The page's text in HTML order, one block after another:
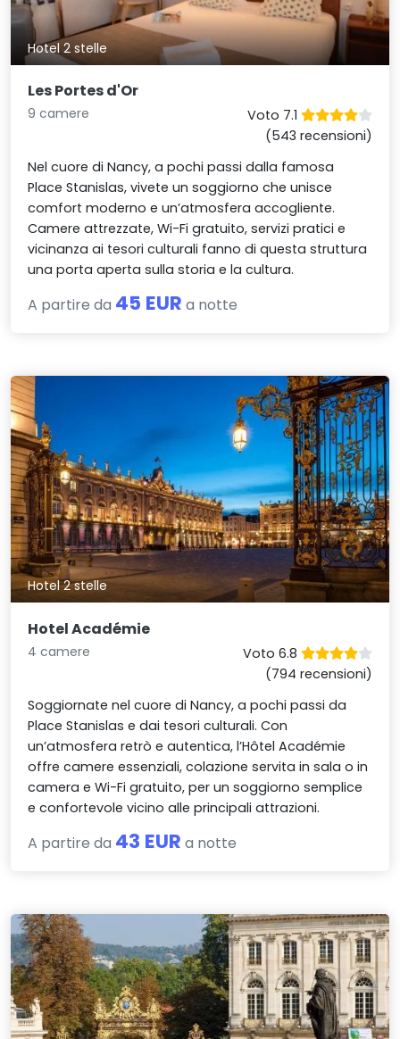
Hotel 2 stelle
Les Portes d'Or
9 camere
Voto 7.1
(543 recensioni)
Nel cuore di Nancy, a pochi passi dalla famosa
Place Stanislas, vivete un soggiorno che unisce
comfort moderno e un’atmosfera accogliente.
Camere attrezzate, Wi-Fi gratuito, servizi pratici e
vicinanza ai tesori culturali fanno di questa struttura
una porta aperta sulla storia e la cultura.
A partire da 45 EUR a notte
Hotel 2 stelle
Hotel Académie
4 camere
Voto 6.8
(794 recensioni)
Soggiornate nel cuore di Nancy, a pochi passi da
Place Stanislas e dai tesori culturali. Con
un’atmosfera retrò e autentica, l’Hôtel Académie
offre camere essenziali, colazione servita in sala o in
camera e Wi-Fi gratuito, per un soggiorno semplice
e confortevole vicino alle principali attrazioni.
A partire da 43 EUR a notte